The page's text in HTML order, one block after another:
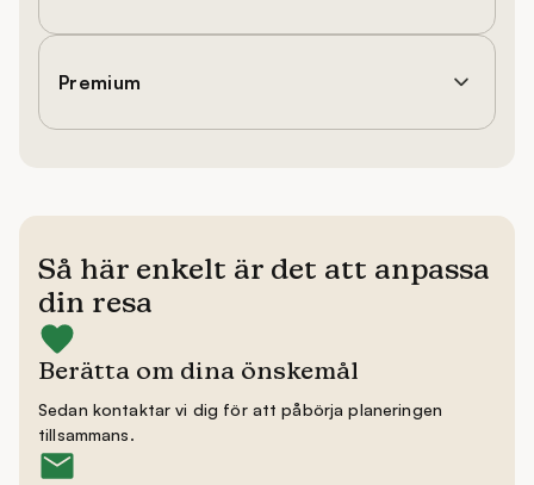
Premium
Så här enkelt är det att anpassa
din resa
Berätta om dina önskemål
Sedan kontaktar vi dig för att påbörja planeringen
tillsammans.